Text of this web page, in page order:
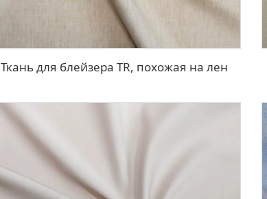
Ткань для блейзера TR, похожая на лен